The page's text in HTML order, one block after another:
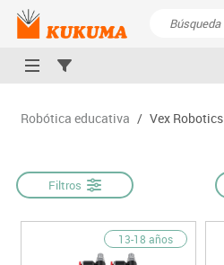
Robótica educativa / Vex Robotics
Filtros
13-18 años